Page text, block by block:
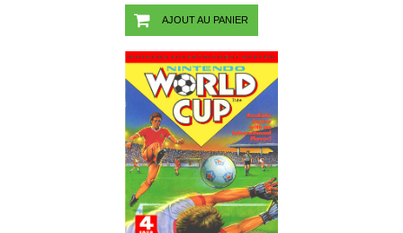
(PLAYSTATION
MOVE REQUIS) /
AJOUT AU PANIER